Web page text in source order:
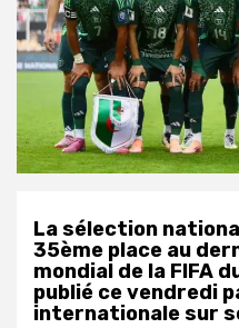
La sélection
35ème place au
mondial de la FIFA
publié ce vendredi
internationale sur